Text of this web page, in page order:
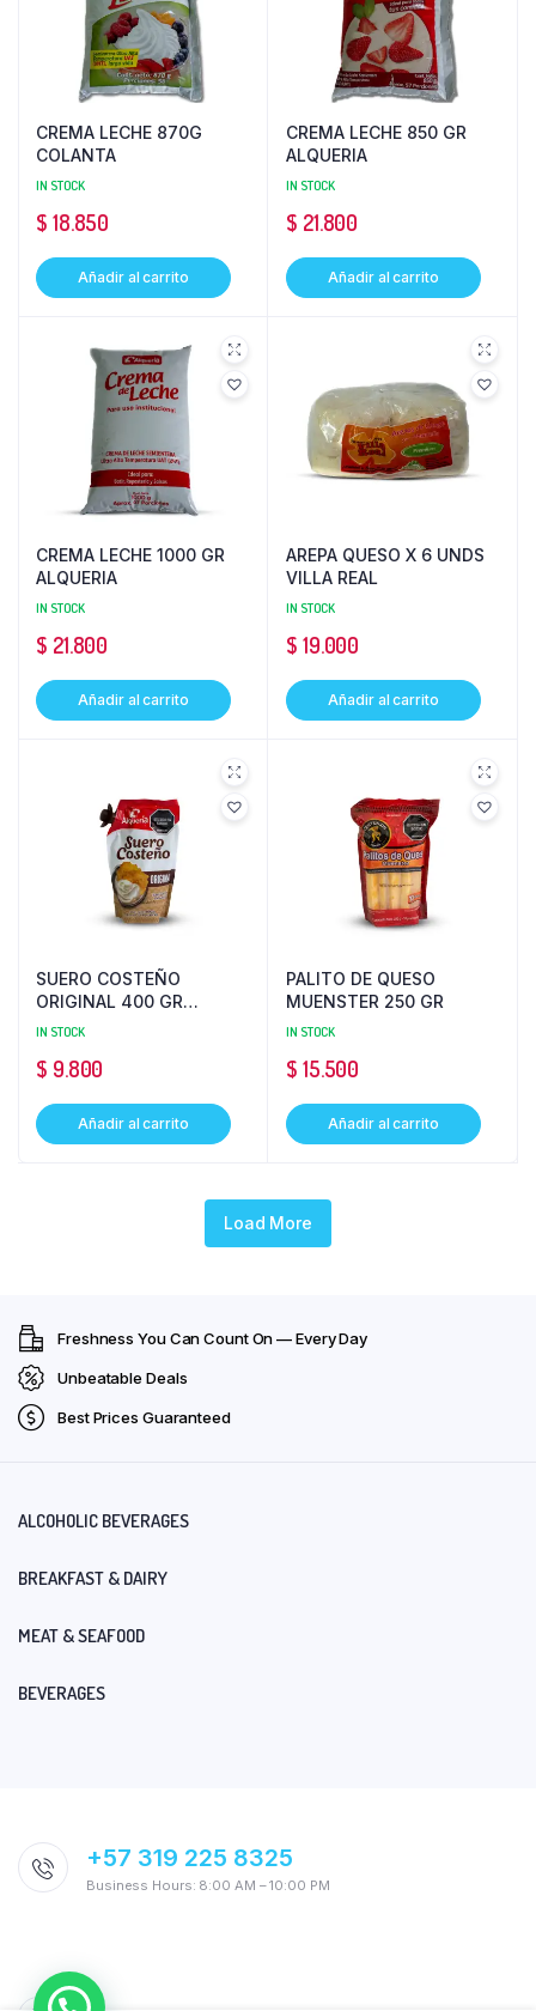
CREMA LECHE 870G
COLANTA
IN STOCK
$ 18.850
Añadir al carrito
CREMA LECHE 850 GR
ALQUERIA
IN STOCK
$ 21.800
Añadir al carrito
CREMA LECHE 1000 GR
ALQUERIA
IN STOCK
$ 21.800
Añadir al carrito
AREPA QUESO X 6 UNDS
VILLA REAL
IN STOCK
$ 19.000
Añadir al carrito
SUERO COSTEÑO
ORIGINAL 400 GR
ALQUERIA
IN STOCK
$ 9.800
Añadir al carrito
PALITO DE QUESO
MUENSTER 250 GR
IN STOCK
$ 15.500
Añadir al carrito
Load More
Freshness You Can Count On — Every Day
Unbeatable Deals
Best Prices Guaranteed
ALCOHOLIC BEVERAGES
BREAKFAST & DAIRY
MEAT & SEAFOOD
BEVERAGES
+57 319 225 8325
Business Hours: 8:00 AM – 10:00 PM